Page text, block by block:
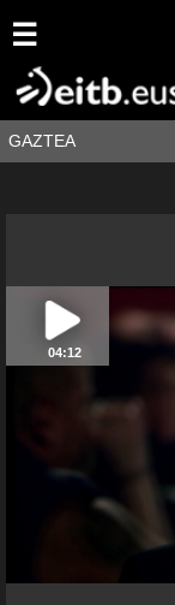
☰
GAZTEA
04:12